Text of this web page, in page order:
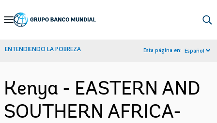
Skip
Navigation
ENTENDIENDO LA POBREZA Esta página en: Español
Kenya - EASTERN AND
SOUTHERN AFRICA-